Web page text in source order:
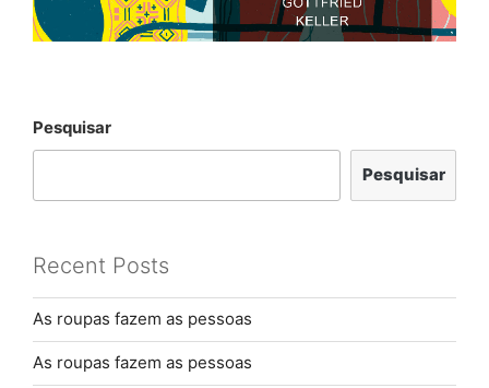
Pesquisar
Pesquisar
Recent Posts
As roupas fazem as pessoas
As roupas fazem as pessoas